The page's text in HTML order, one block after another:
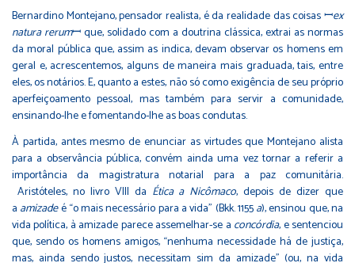
Bernardino Montejano, pensador realista, é da realidade das coisas ꟷex
natura rerumꟷ que, solidado com a doutrina clássica, extrai as normas
da moral pública que, assim as indica, devam observar os homens em
geral e, acrescentemos, alguns de maneira mais graduada, tais, entre
eles, os notários. E, quanto a estes, não só como exigência de seu próprio
aperfeiçoamento pessoal, mas também para servir a comunidade,
ensinando-lhe e fomentando-lhe as boas condutas.
À partida, antes mesmo de enunciar as virtudes que Montejano alista
para a observância pública, convém ainda uma vez tornar a referir a
importância da magistratura notarial para a paz comunitária.
Aristóteles, no livro VIII da Ética a Nicômaco, depois de dizer que
a amizadeé “o mais necessário para a vida” (Bkk. 1155a), ensinou que, na
vida política, à amizade parece assemelhar-se a concórdia, e sentenciou
que, sendo os homens amigos, “nenhuma necessidade há de justiça,
mas, ainda sendo justos, necessitam sim da amizade” (ou, na vida